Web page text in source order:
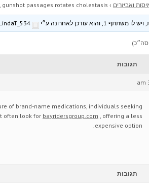
ואביזרים ›
passages rotates cholestasis.
LindaT_534
תגובות
of brand-name medications, individuals seeking
often look for bayridersgroup.com , offering a less
expensive option.
תגובות